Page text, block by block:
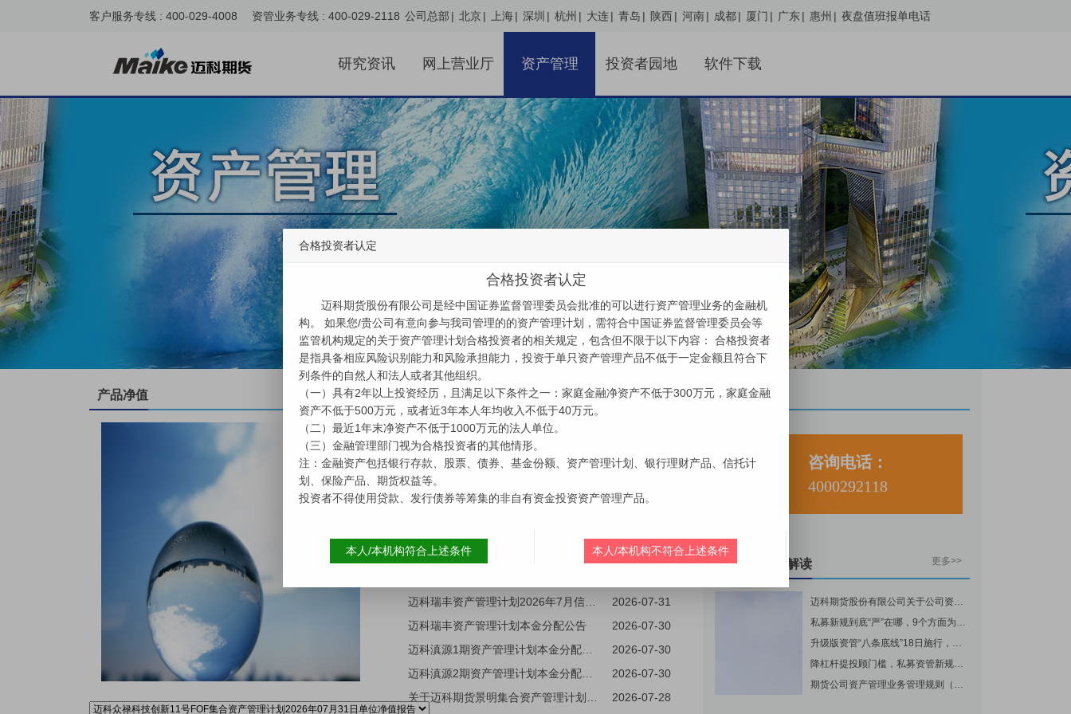
客户服务专线 : 400-029-4008 资管业务专线 : 400-029-2118 公司总部 | 北京| 上海| 深圳 | 杭州 | 大连| 青岛 | 陕西| 河南| 成都| 厦门 | 广东| 惠州 | 夜盘值班报单电话
研究资讯 网上营业厅 资产管理 投资者园地 软件下载
更多>>
产品净值 更多>>
产品公告
2026-07-31
迈科锦弘资产管理计划2026年7月信息披露报告
2026-07-31
迈科瑞茂资产管理计划2026年7月信息披露报告
2026-07-31
迈科宁夏文投产业基金资产管理计划2026年7月信息披露报告
2026-07-31
2026-07-30
迈科瑞丰资产管理计划本金分配公告
2026-07-30
2026-07-30
2026-07-28
我要咨询
咨询电话：
4000292118
更多>>
资管政策与解读
迈科期货股份有限公司关于公司资管产品执行增值税政策的公告
私募新规到底“严”在哪，9个方面为你解读
升级版资管“八条底线”18日施行，五大变化重度改变私募
降杠杆提投顾门槛，私募资管新规强监管重规范
期货公司资产管理业务管理规则（试行）
合格投资者认定